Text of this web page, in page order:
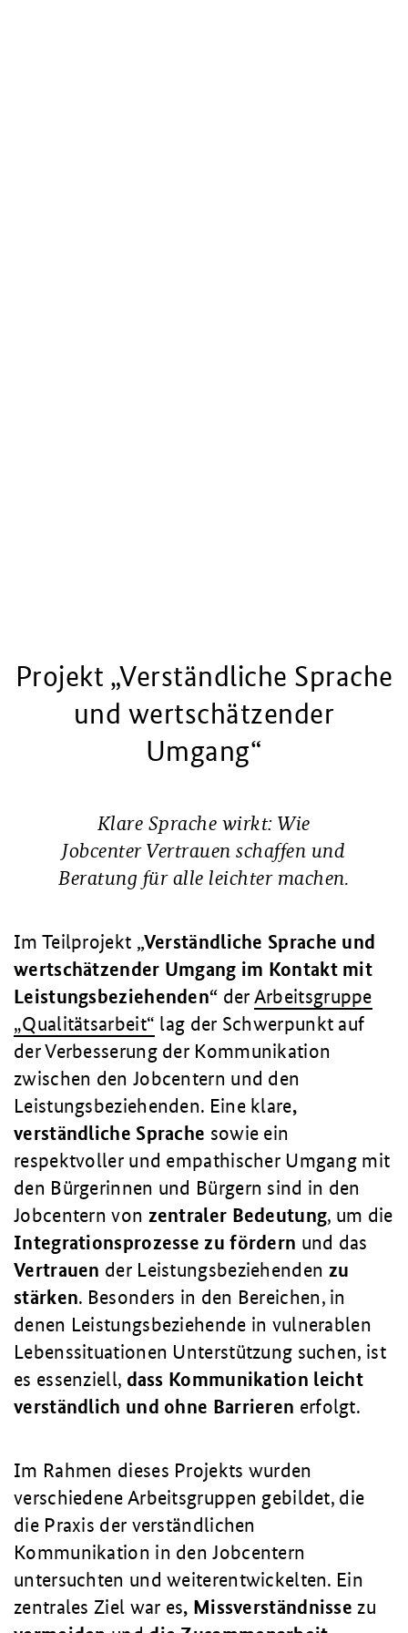
Projekt „Verständliche Sprache
und wertschätzender
Umgang“
Klare Sprache wirkt: Wie
Jobcenter Vertrauen schaffen und
Beratung für alle leichter machen.
Im Teilprojekt „Verständliche Sprache und
wertschätzender Umgang im Kontakt mit
Leistungsbeziehenden“ der Arbeitsgruppe
„Qualitätsarbeit“ lag der Schwerpunkt auf
der Verbesserung der Kommunikation
zwischen den Jobcentern und den
Leistungsbeziehenden. Eine klare,
verständliche Sprache sowie ein
respektvoller und empathischer Umgang mit
den Bürgerinnen und Bürgern sind in den
Jobcentern von zentraler Bedeutung, um die
Integrationsprozesse zu fördern und das
Vertrauen der Leistungsbeziehenden zu
stärken. Besonders in den Bereichen, in
denen Leistungsbeziehende in vulnerablen
Lebenssituationen Unterstützung suchen, ist
es essenziell, dass Kommunikation leicht
verständlich und ohne Barrieren erfolgt.
Im Rahmen dieses Projekts wurden
verschiedene Arbeitsgruppen gebildet, die
die Praxis der verständlichen
Kommunikation in den Jobcentern
untersuchten und weiterentwickelten. Ein
zentrales Ziel war es, Missverständnisse zu